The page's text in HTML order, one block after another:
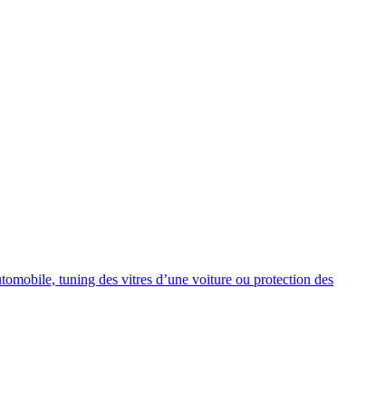
tuning des vitres d’une voiture ou protection des